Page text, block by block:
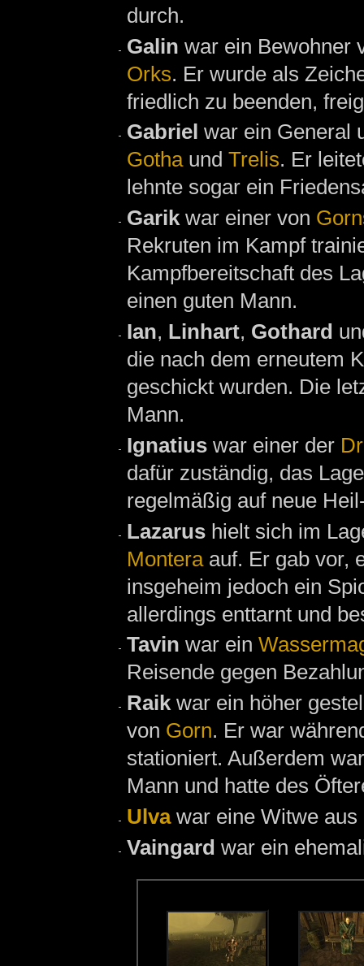
durch.
Galin war ein Bewohner
Orks. Er wurde als
friedlich zu beenden,
Gabriel war ein General
Gothaund Trelis. Er
lehnte sogar ein
Garikwar einer von
Rekruten im Kampf
Kampfbereitschaft des
einen guten Mann.
Ian, Linhart, Gothard
die nach dem erneutem
geschickt wurden. Die
Mann.
Ignatius war einer der
dafür zuständig, das
regelmäßig auf neue
Lazarus hielt sich im
Monteraauf. Er gab vor,
insgeheim jedoch ein
allerdings enttarnt und
Tavin war ein
Reisende gegen
Raikwar ein höher
von Gorn. Er war
stationiert. Außerdem
Mann und hatte des
Ulvawar eine Witwe aus
Vaingard war ein